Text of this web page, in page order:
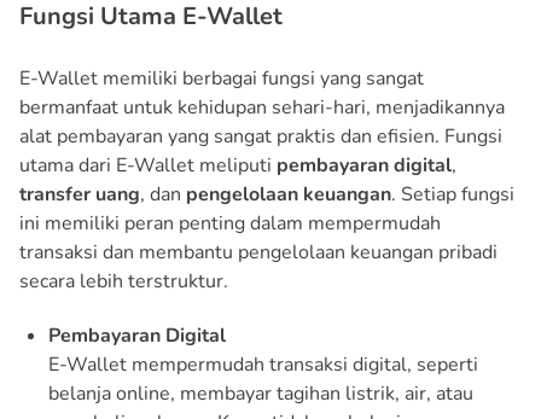
Fungsi Utama E-Wallet
E-Wallet memiliki berbagai fungsi yang sangat
bermanfaat untuk kehidupan sehari-hari, menjadikannya
alat pembayaran yang sangat praktis dan efisien. Fungsi
utama dari E-Wallet meliputi pembayaran digital,
transfer uang, dan pengelolaan keuangan. Setiap fungsi
ini memiliki peran penting dalam mempermudah
transaksi dan membantu pengelolaan keuangan pribadi
secara lebih terstruktur.
Pembayaran Digital
E-Wallet mempermudah transaksi digital, seperti
belanja online, membayar tagihan listrik, air, atau